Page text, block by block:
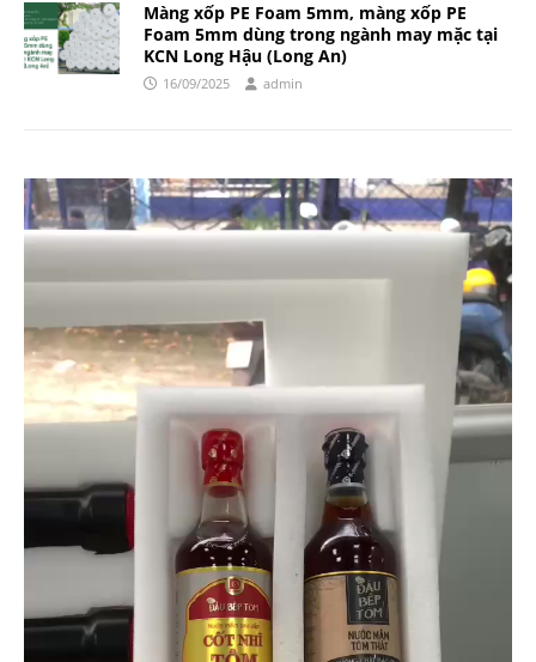
Màng xốp PE Foam 5mm, màng xốp PE
Foam 5mm dùng trong ngành may mặc tại
KCN Long Hậu (Long An)
16/09/2025 admin